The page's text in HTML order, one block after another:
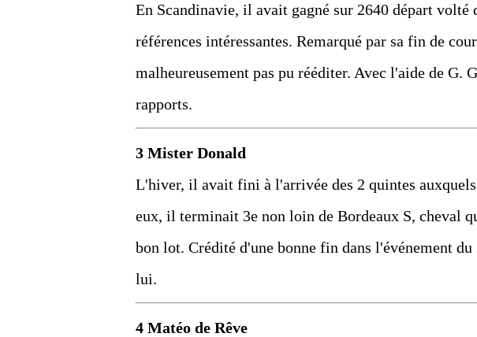
En Scandinavie, il avait gagné sur 2640 départ volté
références intéressantes. Remarqué par sa fin de
malheureusement pas pu rééditer. Avec l'aide de
rapports.
3 Mister Donald
L'hiver, il avait fini à l'arrivée des 2 quintes
eux, il terminait 3e non loin de Bordeaux S, cheval
bon lot. Crédité d'une bonne fin dans l'événement
lui.
4 Matéo de Rêve